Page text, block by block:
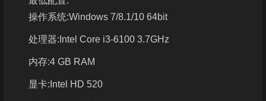
操作系统:Windows 7/8.1/10 64bit
处理器:Intel Core i3-6100 3.7GHz
内存:4 GB RAM
显卡:Intel HD 520